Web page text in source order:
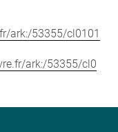
ark:/53355/cl0101
ark:/53355/cl0